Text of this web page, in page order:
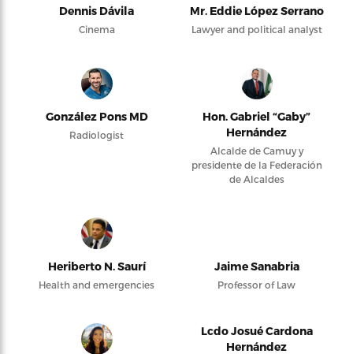
Dennis Dávila
Cinema
Mr. Eddie López Serrano
Lawyer and political analyst
González Pons MD
Radiologist
Hon. Gabriel “Gaby”
Hernández
Alcalde de Camuy y
presidente de la Federación
de Alcaldes
Heriberto N. Saurí
Health and emergencies
Jaime Sanabria
Professor of Law
Lcdo Josué Cardona
Hernández